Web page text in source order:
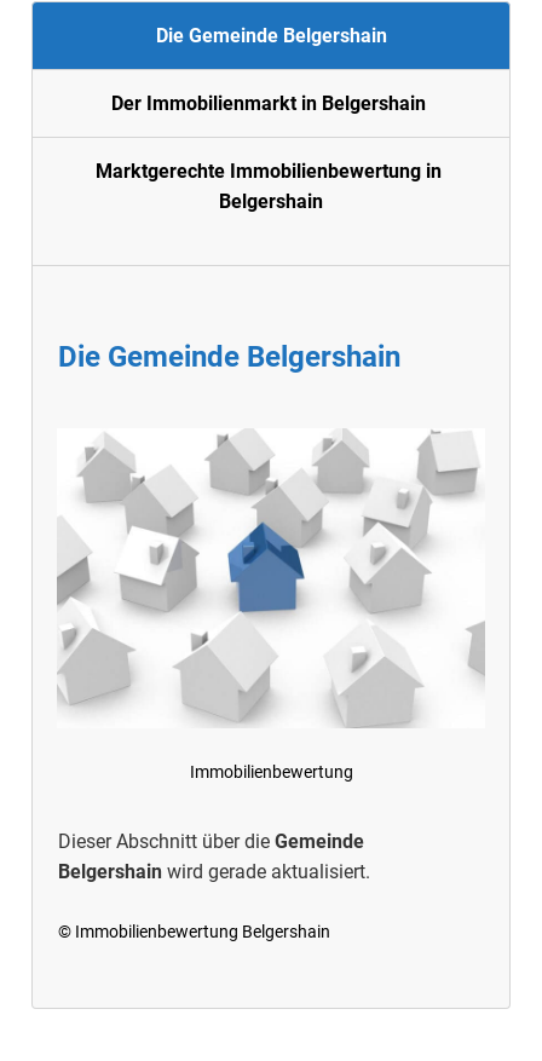
Die Gemeinde Belgershain
Der Immobilienmarkt in Belgershain
Marktgerechte Immobilienbewertung in
Belgershain
Die Gemeinde Belgershain
Immobilienbewertung
Dieser Abschnitt über die Gemeinde
Belgershain wird gerade aktualisiert.
© Immobilienbewertung Belgershain